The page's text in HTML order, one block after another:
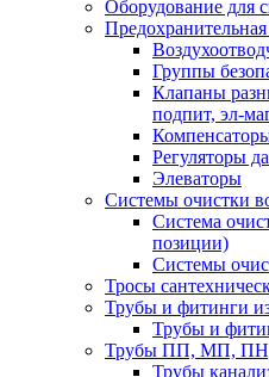
Оборудование для
Группы
Клапаны
подпит, эл-
Регуляторы
Элеваторы
Системы очистки
Система
позиции)
Системы
Тросы
Трубы и фитинги
Трубы и
Трубы ПП, МП,
Трубы